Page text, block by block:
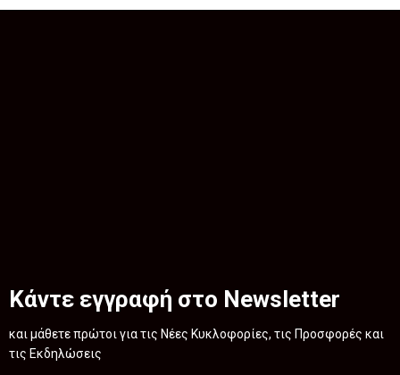
Κάντε εγγραφή στο Newsletter
και μάθετε πρώτοι για τις Νέες Κυκλοφορίες, τις Προσφορές και
τις Εκδηλώσεις